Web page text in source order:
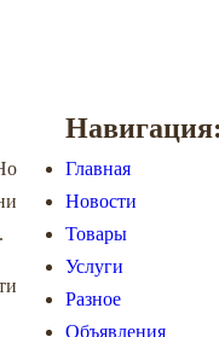
Навигация:
Главная
Новости
Товары
Услуги
Разное
Объявления